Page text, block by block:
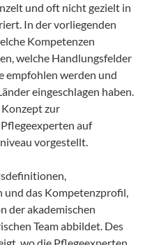
und oft nicht gezielt in
In der vorliegenden
Kompetenzen
welche Handlungsfelder
empfohlen werden und
eingeschlagen haben.
zur
auf
vorgestellt.
und das Kompetenzprofil,
der akademischen
Team abbildet. Des